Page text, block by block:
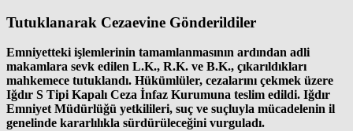
Tutuklanarak Cezaevine Gönderildiler
Emniyetteki işlemlerinin tamamlanmasının ardından adli
makamlara sevk edilen L.K., R.K. ve B.K., çıkarıldıkları
mahkemece tutuklandı. Hükümlüler, cezalarını çekmek üzere
Iğdır S Tipi Kapalı Ceza İnfaz Kurumuna teslim edildi. Iğdır
Emniyet Müdürlüğü yetkilileri, suç ve suçluyla mücadelenin il
genelinde kararlılıkla sürdürüleceğini vurguladı.